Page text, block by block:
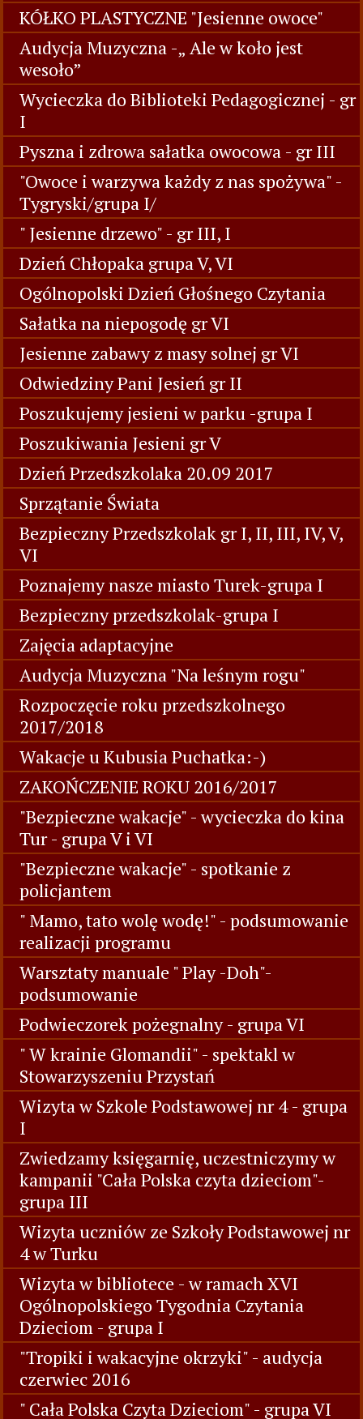
KÓŁKO PLASTYCZNE "Jesienne owoce"
Audycja Muzyczna -„ Ale w koło jest
wesoło”
Wycieczka do Biblioteki Pedagogicznej - gr
I
Pyszna i zdrowa sałatka owocowa - gr III
"Owoce i warzywa każdy z nas spożywa" -
Tygryski/grupa I/
" Jesienne drzewo" - gr III, I
Dzień Chłopaka grupa V, VI
Ogólnopolski Dzień Głośnego Czytania
Sałatka na niepogodę gr VI
Jesienne zabawy z masy solnej gr VI
Odwiedziny Pani Jesień gr II
Poszukujemy jesieni w parku -grupa I
Poszukiwania Jesieni gr V
Dzień Przedszkolaka 20.09 2017
Sprzątanie Świata
Bezpieczny Przedszkolak gr I, II, III, IV, V,
VI
Poznajemy nasze miasto Turek-grupa I
Bezpieczny przedszkolak-grupa I
Zajęcia adaptacyjne
Audycja Muzyczna "Na leśnym rogu"
Rozpoczęcie roku przedszkolnego
2017/2018
Wakacje u Kubusia Puchatka:-)
ZAKOŃCZENIE ROKU 2016/2017
"Bezpieczne wakacje" - wycieczka do kina
Tur - grupa V i VI
"Bezpieczne wakacje" - spotkanie z
policjantem
" Mamo, tato wolę wodę!" - podsumowanie
realizacji programu
Warsztaty manuale " Play -Doh"-
podsumowanie
Podwieczorek pożegnalny - grupa VI
" W krainie Glomandii" - spektakl w
Stowarzyszeniu Przystań
Wizyta w Szkole Podstawowej nr 4 - grupa
I
Zwiedzamy księgarnię, uczestniczymy w
kampanii "Cała Polska czyta dzieciom"-
grupa III
Wizyta uczniów ze Szkoły Podstawowej nr
4 w Turku
Wizyta w bibliotece - w ramach XVI
Ogólnopolskiego Tygodnia Czytania
Dzieciom - grupa I
"Tropiki i wakacyjne okrzyki" - audycja
czerwiec 2016
" Cała Polska Czyta Dzieciom" - grupa VI